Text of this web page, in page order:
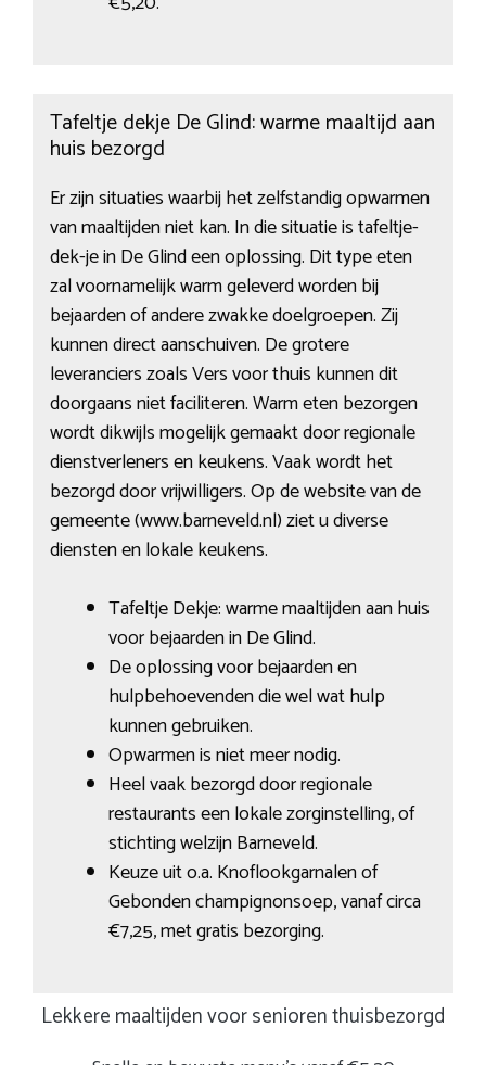
Tafeltje dekje De Glind: warme maaltijd aan
huis bezorgd
Er zijn situaties waarbij het zelfstandig opwarmen
van maaltijden niet kan. In die situatie is tafeltje-
dek-je in De Glind een oplossing. Dit type eten
zal voornamelijk warm geleverd worden bij
bejaarden of andere zwakke doelgroepen. Zij
kunnen direct aanschuiven. De grotere
leveranciers zoals Vers voor thuis kunnen dit
doorgaans niet faciliteren. Warm eten bezorgen
wordt dikwijls mogelijk gemaakt door regionale
dienstverleners en keukens. Vaak wordt het
bezorgd door vrijwilligers. Op de website van de
gemeente (www.barneveld.nl) ziet u diverse
diensten en lokale keukens.
Tafeltje Dekje: warme maaltijden aan huis
voor bejaarden in De Glind.
De oplossing voor bejaarden en
hulpbehoevenden die wel wat hulp
kunnen gebruiken.
Opwarmen is niet meer nodig.
Heel vaak bezorgd door regionale
restaurants een lokale zorginstelling, of
stichting welzijn Barneveld.
Keuze uit o.a. Knoflookgarnalen of
Gebonden champignonsoep, vanaf circa
€7,25, met gratis bezorging.
Lekkere maaltijden voor senioren thuisbezorgd